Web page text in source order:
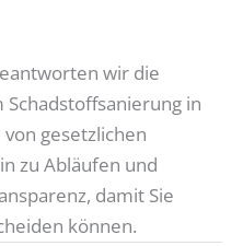
wir die
in
gesetzlichen
zu Abläufen und
damit Sie
können.